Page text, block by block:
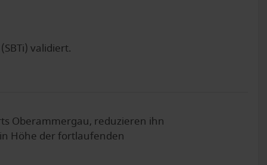
validiert.
Oberammergau, reduzieren ihn
Höhe der fortlaufenden